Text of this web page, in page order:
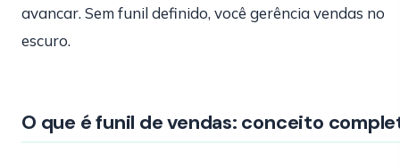
avancar. Sem funil definido, você gerência vendas no
escuro.
O que é funil de vendas: conceito